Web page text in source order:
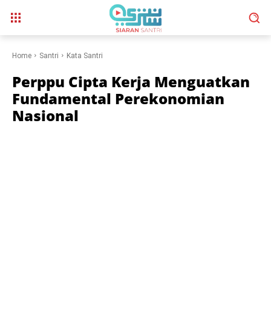
Home Santri Kata Santri
Perppu Cipta Kerja Menguatkan
Fundamental Perekonomian
Nasional